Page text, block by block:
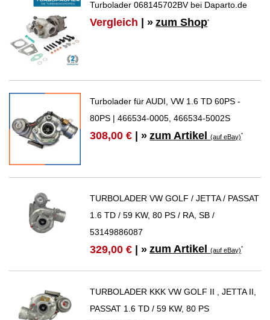
Turbolader 068145702BV bei Daparto.de
Vergleich | » zum Shop*
Turbolader für AUDI, VW 1.6 TD 60PS -
80PS | 466534-0005, 466534-5002S
308,00 € | » zum Artikel(auf eBay)*
TURBOLADER VW GOLF / JETTA / PASSAT
1.6 TD / 59 KW, 80 PS / RA, SB /
53149886087
329,00 € | » zum Artikel(auf eBay)*
TURBOLADER KKK VW GOLF II , JETTA II,
PASSAT 1.6 TD / 59 KW, 80 PS